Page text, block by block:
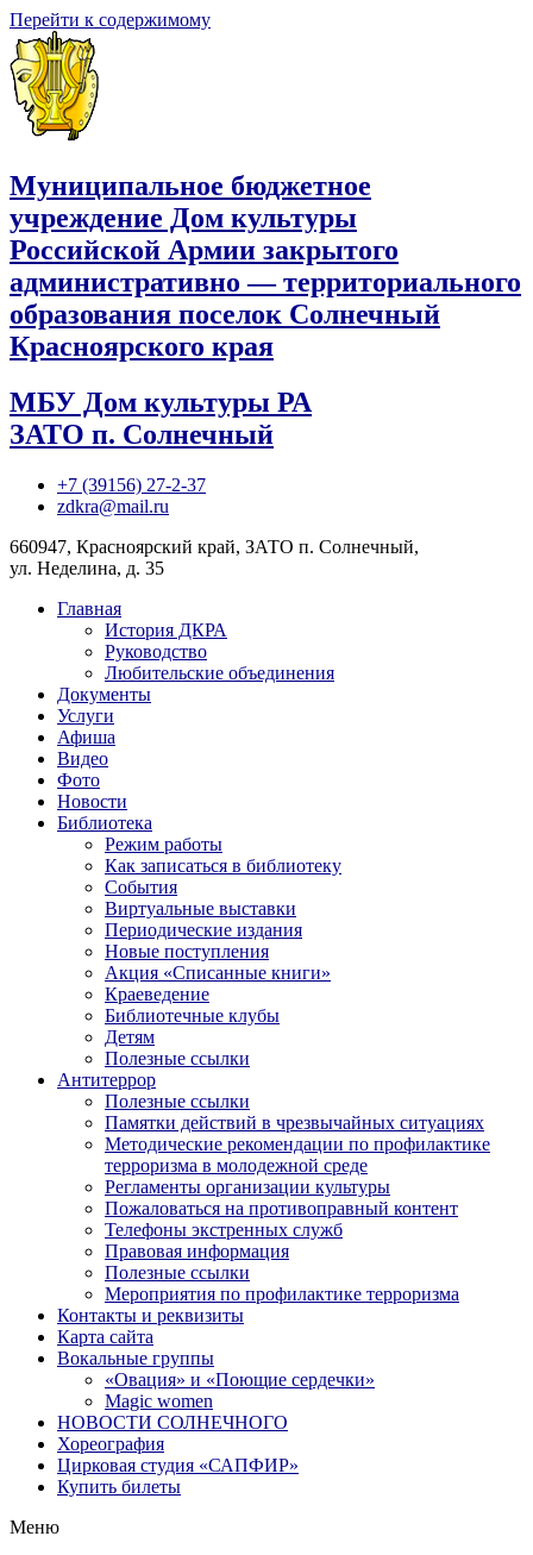
Перейти к содержимому
Муниципальное бюджетное
учреждение Дом культуры
Российской Армии закрытого
административно — территориального
образования поселок Солнечный
Красноярского края
МБУ Дом культуры РА
ЗАТО п. Солнечный
+7 (39156) 27-2-37
zdkra@mail.ru
660947, Красноярский край, ЗАТО п. Солнечный,
ул. Неделина, д. 35
Главная
История ДКРА
Руководство
Любительские объединения
Документы
Услуги
Афиша
Видео
Фото
Новости
Библиотека
Режим работы
Как записаться в библиотеку
События
Виртуальные выставки
Периодические издания
Новые поступления
Акция «Списанные книги»
Краеведение
Библиотечные клубы
Детям
Полезные ссылки
Антитеррор
Полезные ссылки
Памятки действий в чрезвычайных ситуациях
Методические рекомендации по профилактике
терроризма в молодежной среде
Регламенты организации культуры
Пожаловаться на противоправный контент
Телефоны экстренных служб
Правовая информация
Полезные ссылки
Мероприятия по профилактике терроризма
Контакты и реквизиты
Карта сайта
Вокальные группы
«Овация» и «Поющие сердечки»
Magic women
НОВОСТИ СОЛНЕЧНОГО
Хореография
Цирковая студия «САПФИР»
Купить билеты
Меню